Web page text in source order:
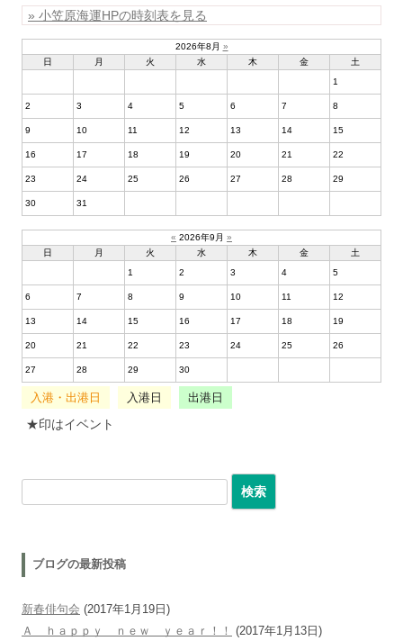
» 小笠原海運HPの時刻表を見る
2026年8月 »
日
月 火 水 木 金
土
1
2 3 4 5 6 7 8
9 10 11 12 13 14 15
16 17 18 19 20 21 22
23 24 25 26 27 28 29
30 31
« 2026年9月 »
日
月 火 水 木 金
土
1
2 3 4 5
6 7 8 9 10 11 12
13 14 15 16 17 18 19
20 21 22 23 24 25 26
27 28 29 30
入港・出港日 入港日 出港日
★印はイベント
検索:
ブログの最新投稿
新春俳句会 (2017年1月19日)
Ａ ｈａｐｐｙ ｎｅｗ ｙｅａｒ！！
(2017年1月13日)